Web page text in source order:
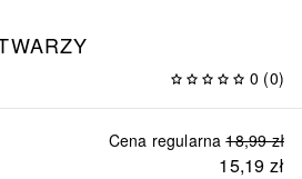
0 (0)
Cena regularna 18,99 zł
15,19 zł